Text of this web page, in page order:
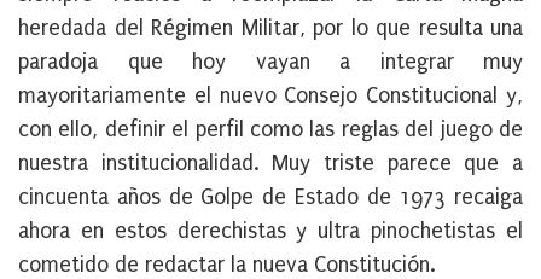
heredada del Régimen Militar, por lo que resulta una
paradoja que hoy vayan a integrar muy
mayoritariamente el nuevo Consejo Constitucional y,
con ello, definir el perfil como las reglas del juego de
nuestra institucionalidad. Muy triste parece que a
cincuenta años de Golpe de Estado de 1973 recaiga
ahora en estos derechistas y ultra pinochetistas el
cometido de redactar la nueva Constitución.